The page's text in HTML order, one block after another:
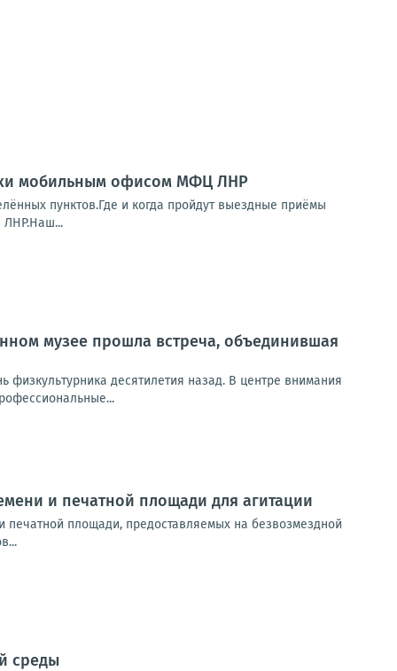
мобильным офисом МФЦ ЛНР
пунктов.Где и когда пройдут выездные приёмы
ЛНР.Наш...
музее прошла встреча, объединившая
десятилетия назад. В центре внимания
и печатной площади для агитации
площади, предоставляемых на безвозмездной
среды